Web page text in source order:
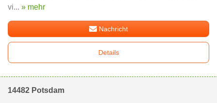
vi... » mehr
Nachricht
Details
14482 Potsdam